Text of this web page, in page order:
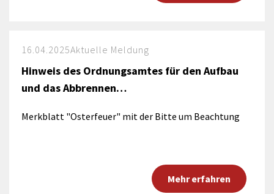
16.04.2025Aktuelle Meldung
Hinweis des Ordnungsamtes für den Aufbau
und das Abbrennen…
Merkblatt "Osterfeuer" mit der Bitte um Beachtung
Mehr erfahren